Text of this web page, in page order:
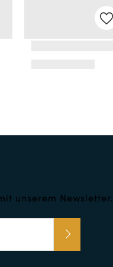
unserem Newsletter.